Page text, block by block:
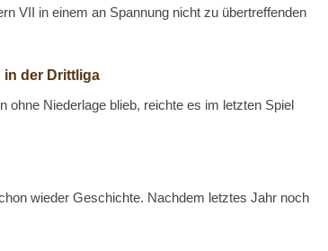
VII in einem an Spannung nicht zu übertreffenden
in der Drittliga
Niederlage blieb, reichte es im letzten Spiel
wieder Geschichte. Nachdem letztes Jahr noch